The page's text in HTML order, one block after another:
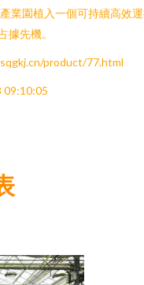
業園植入一個可持續高效
據先機。
product/77.html
09:10:05